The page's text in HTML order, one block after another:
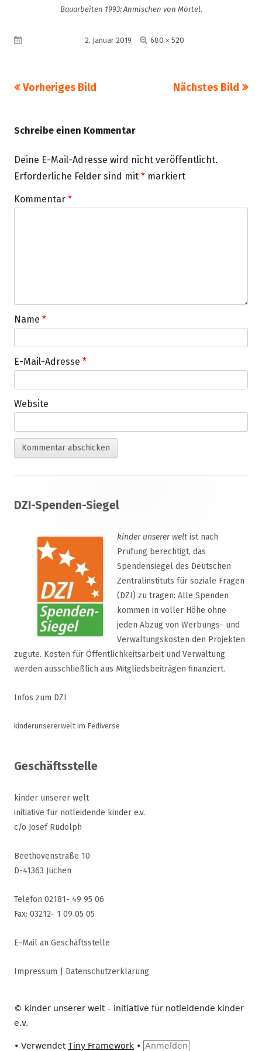
Bauarbeiten 1993: Anmischen von Mörtel.
Veröffentlicht am2. Januar 2019 Volle
680 × 520
Vorheriges Bild Nächstes Bild
Schreibe einen Kommentar
Deine E-Mail-Adresse wird nicht veröffentlicht.
Erforderliche Felder sind mit * markiert
Kommentar *
Name *
E-Mail-Adresse *
Website
Inhalt
DZI-Spenden-Siegel
kinder unserer welt ist nach
Prüfung berechtigt, das
Spendensiegel des Deutschen
Zentralinstituts für soziale Fragen
(DZI) zu tragen: Alle Spenden
kommen in voller Höhe ohne
jeden Abzug von Werbungs- und
Verwaltungskosten den Projekten
zugute. Kosten für Öffentlichkeitsarbeit und Verwaltung
werden ausschließlich aus Mitgliedsbeiträgen finanziert.
Infos zum DZI
kinderunsererwelt im Fediverse
Geschäftsstelle
kinder unserer welt
initiative für notleidende kinder e.v.
c/o Josef Rudolph
Beethovenstraße 10
D-41363 Jüchen
Telefon 02181- 49 95 06
Fax: 03212- 1 09 05 05
E-Mail an Geschäftsstelle
Impressum Datenschutzerklärung
© kinder unserer welt – initiative für notleidende kinder
e.v.
• VerwendetTiny Framework • Anmelden